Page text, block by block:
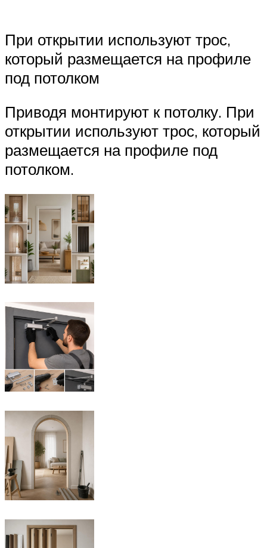
При открытии используют трос,
который размещается на профиле
под потолком
Приводя монтируют к потолку. При
открытии используют трос, который
размещается на профиле под
потолком.